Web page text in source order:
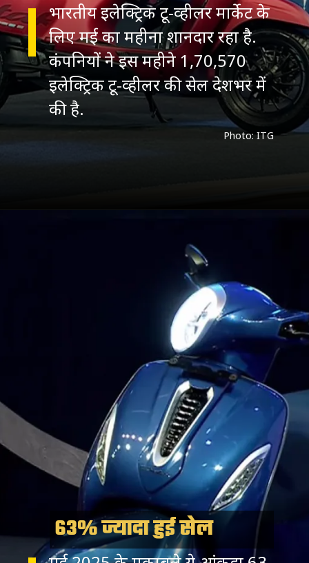
भारतीय इलेक्ट्रिक टू-व्हीलर मार्केट के
लिए मई का महीना शानदार रहा है.
कंपनियों ने इस महीने 1,70,570
इलेक्ट्रिक टू-व्हीलर की सेल देशभर में
की है.
Photo: ITG
63% ज्यादा हुई सेल